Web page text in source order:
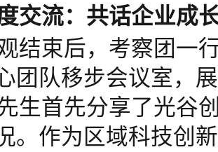
交流：共话企业成
结束后，考察团一
团队移步会议室，
生首先分享了光谷
。作为区域科技创